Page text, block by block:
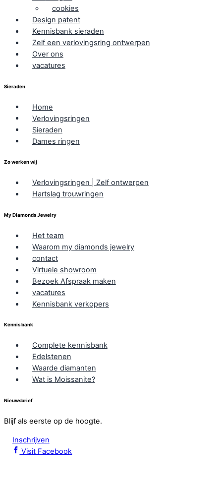
cookies
Design patent
Kennisbank sieraden
Zelf een verlovingsring ontwerpen
Over ons
vacatures
Sieraden
Home
Verlovingsringen
Sieraden
Dames ringen
Zo werken wij
Verlovingsringen | Zelf ontwerpen
Hartslag trouwringen
My Diamonds Jewelry
Het team
Waarom my diamonds jewelry
contact
Virtuele showroom
Bezoek Afspraak maken
vacatures
Kennisbank verkopers
Kennis bank
Complete kennisbank
Edelstenen
Waarde diamanten
Wat is Moissanite?
Nieuwsbrief
Blijf als eerste op de hoogte.
Inschrijven
Visit Facebook